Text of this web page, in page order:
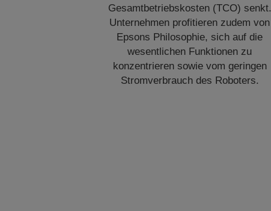
Gesamtbetriebskosten (TCO) senkt.
Unternehmen profitieren zudem von
Epsons Philosophie, sich auf die
wesentlichen Funktionen zu
konzentrieren sowie vom geringen
Stromverbrauch des Roboters.